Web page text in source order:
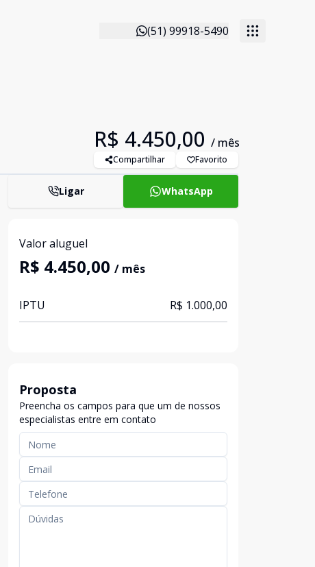
(51) 99918-5490
R$ 4.450,00 / mês
Compartilhar Favorito
Ligar WhatsApp
Valor aluguel
R$ 4.450,00 / mês
IPTU R$ 1.000,00
Proposta
Preencha os campos para que um de nossos
especialistas entre em contato